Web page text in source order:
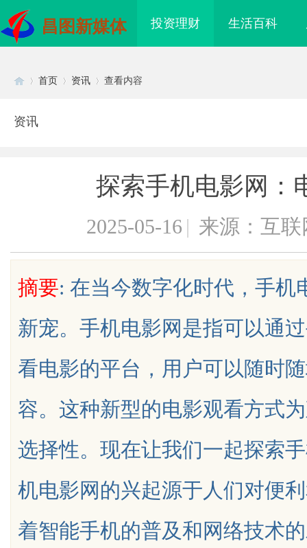
昌图新媒体 投资理财 生活百科
uz
首页 资讯 查看内容
资讯
探索手机电影网：
2025-05-16 | 来源：互联
摘要: 在当今数字化时代，手机
新宠。手机电影网是指可以通
看电影的平台，用户可以随时
容。这种新型的电影观看方式
选择性。现在让我们一起探索
机电影网的兴起源于人们对便
着智能手机的普及和网络技术
用指南